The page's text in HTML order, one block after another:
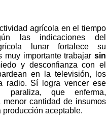
agrícola en el tiempo
las indicaciones del
lunar fortalece su
muy importante trabajar sin
y desconfianza con el
en la televisión, los
radio. Sí logra vencer ese
que enferma,
menor cantidad de insumos
producción aceptable.